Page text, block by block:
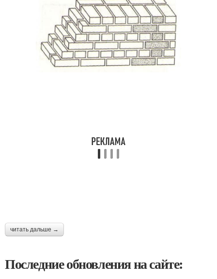
читать дальше →
Последние обновления на сайте: